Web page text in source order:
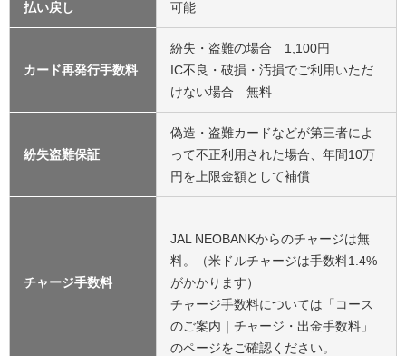
払い戻し 可能
カード再発行手数料
紛失・盗難の場合 1,100円
IC不良・破損・汚損でご利用いただ
けない場合 無料
紛失盗難保証
偽造・盗難カードなどが第三者によ
って不正利用された場合、年間10万
円を上限金額として補償
チャージ手数料
JAL NEOBANKからのチャージは無
料。（米ドルチャージは手数料1.4%
がかかります）
チャージ手数料については「コース
のご案内｜チャージ・出金手数料」
のページをご確認ください。